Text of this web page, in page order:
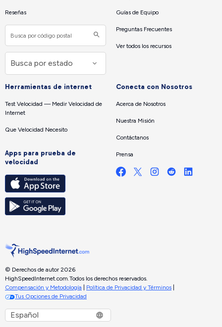
Reseñas Guías de Equipo
Preguntas Frecuentes
Ver todos los recursos
Herramientas de internet
Test Velocidad — Medir Velocidad de
Internet
Que Velocidad Necesito
Apps para prueba de
velocidad
Conecta con Nosotros
Acerca de Nosotros
Nuestra Misión
Contáctanos
Prensa
© Derechos de autor 2026
HighSpeedInternet.com. Todos los derechos reservados.
Compensación y Metodología
Política de Privacidad y Términos
Tus Opciones de Privacidad